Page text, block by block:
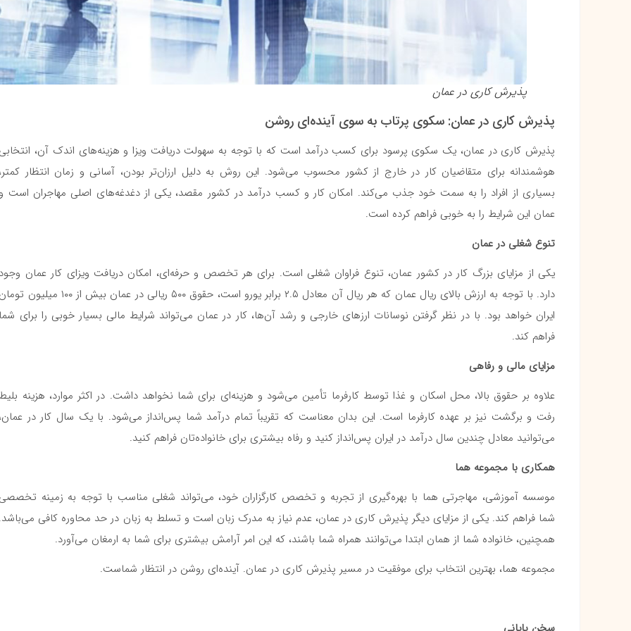
پذیرش کاری در عمان
پذیرش کاری در عمان: سکوی پرتاب به سوی آینده‌ای روشن
پذیرش کاری در عمان، یک سکوی پرسود برای کسب درآمد است که با توجه به سهولت دریافت ویزا و هزینه‌های اندک آن،
هوشمندانه برای متقاضیان کار در خارج از کشور محسوب می‌شود. این روش به دلیل ارزان‌تر بودن، آسانی و زمان انتظار
بسیاری از افراد را به سمت خود جذب می‌کند. امکان کار و کسب درآمد در کشور مقصد، یکی از دغدغه‌های اصلی مهاجران است
عمان این شرایط را به خوبی فراهم کرده است.
تنوع شغلی در عمان
یکی از مزایای بزرگ کار در کشور عمان، تنوع فراوان شغلی است. برای هر تخصص و حرفه‌ای، امکان دریافت ویزای کار عمان
دارد. با توجه به ارزش بالای ریال عمان که هر ریال آن معادل ۲.۵ برابر یورو است، حقوق ۵۰۰ ریالی در عمان بیش از ۱۰۰
ایران خواهد بود. با در نظر گرفتن نوسانات ارزهای خارجی و رشد آن‌ها، کار در عمان می‌تواند شرایط مالی بسیار خوبی را برای
فراهم کند.
مزایای مالی و رفاهی
علاوه بر حقوق بالا، محل اسکان و غذا توسط کارفرما تأمین می‌شود و هزینه‌ای برای شما نخواهد داشت. در اکثر موارد، هزینه
رفت و برگشت نیز بر عهده کارفرما است. این بدان معناست که تقریباً تمام درآمد شما پس‌انداز می‌شود. با یک سال کار در
می‌توانید معادل چندین سال درآمد در ایران پس‌انداز کنید و رفاه بیشتری برای خانواده‌تان فراهم کنید.
همکاری با مجموعه هما
موسسه آموزشی، مهاجرتی هما با بهره‌گیری از تجربه و تخصص کارگزاران خود، می‌تواند شغلی مناسب با توجه به زمینه
شما فراهم کند. یکی از مزایای دیگر پذیرش کاری در عمان، عدم نیاز به مدرک زبان است و تسلط به زبان در حد محاوره کافی
همچنین، خانواده شما از همان ابتدا می‌توانند همراه شما باشند، که این امر آرامش بیشتری برای شما به ارمغان می‌آورد.
مجموعه هما، بهترین انتخاب برای موفقیت در مسیر پذیرش کاری در عمان. آینده‌ای روشن در انتظار شماست.